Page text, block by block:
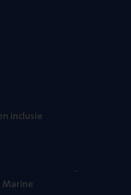
inclusie
Mari­ne